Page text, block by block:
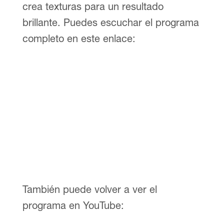
crea texturas para un resultado
brillante. Puedes escuchar el programa
completo en este enlace:
También puede volver a ver el
programa en YouTube: